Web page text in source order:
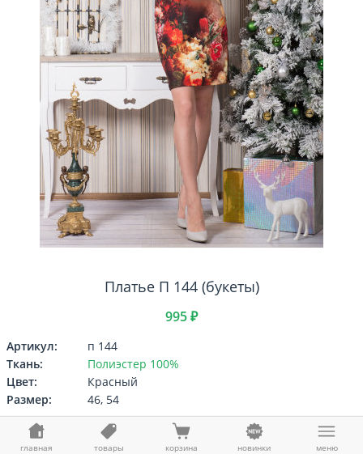
Платье П 144 (букеты)
995 ₽
Артикул:
п 144
Ткань:
Полиэстер 100%
Цвет:
Красный
Размер:
46, 54
Выберите